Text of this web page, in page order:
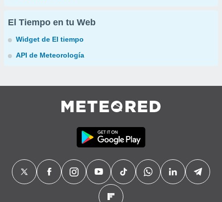
El Tiempo en tu Web
Widget de El tiempo
API de Meteorología